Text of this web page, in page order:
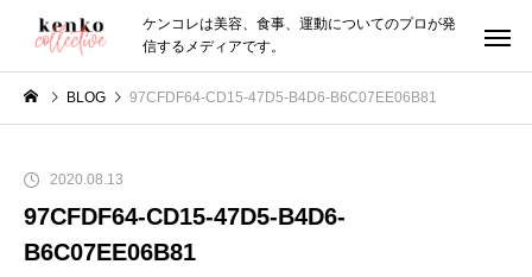
ケンコレは美容、食事、運動についてのプロが発
信するメディアです。
BLOG 97CFDF64-CD15-47D5-B4D6-B6C07EE06B81
2020.08.13
97CFDF64-CD15-47D5-B4D6-
B6C07EE06B81